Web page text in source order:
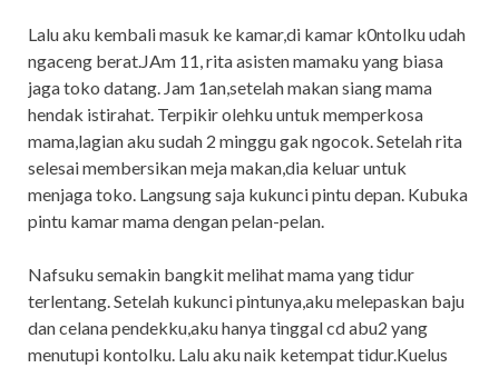
Lalu aku kembali masuk ke kamar,di kamar k0ntolku udah
ngaceng berat.JAm 11, rita asisten mamaku yang biasa
jaga toko datang. Jam 1an,setelah makan siang mama
hendak istirahat. Terpikir olehku untuk memperkosa
mama,lagian aku sudah 2 minggu gak ngocok. Setelah rita
selesai membersikan meja makan,dia keluar untuk
menjaga toko. Langsung saja kukunci pintu depan. Kubuka
pintu kamar mama dengan pelan-pelan.
Nafsuku semakin bangkit melihat mama yang tidur
terlentang. Setelah kukunci pintunya,aku melepaskan baju
dan celana pendekku,aku hanya tinggal cd abu2 yang
menutupi kontolku. Lalu aku naik ketempat tidur.Kuelus